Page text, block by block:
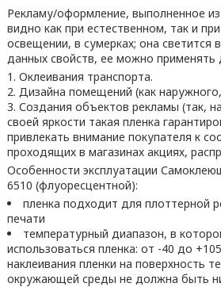
Рекламу/оформление, выполненное из
видно как при естественном, так и
освещении, в сумерках; она светится
данных свойств, ее можно применять
Оклеивания транспорта.
Дизайна помещений (как
Создания объектов рекламы (так,
своей яркости такая пленка
привлекать внимание покупателя к
проходящих в магазинах акциях,
Особенности эксплуатации
6510 (флуоресцентной):
пленка подходит для плоттерной
печати
температурный диапазон, в
использоваться пленка: от -40 до
наклеивания пленки на поверхность
окружающей среды не должна быть